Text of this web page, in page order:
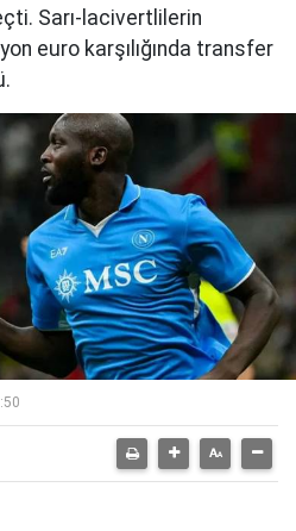
Sarı-lacivertlilerin
euro karşılığında transfer